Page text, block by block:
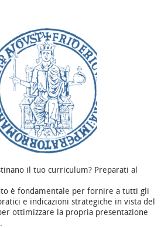
il tuo curriculum? Preparati al
è fondamentale per fornire a tutti gli
e indicazioni strategiche in vista del
ottimizzare la propria presentazione